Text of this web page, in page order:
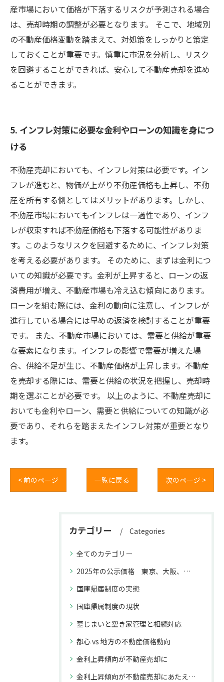
産市場において価格が下落するリスクが予測される場合
は、売却時期の調整が必要となります。 そこで、地域別
の不動産価格変動を踏まえて、対処策をしっかりと策定
しておくことが重要です。慎重に市況を分析し、リスク
を回避することができれば、安心して不動産売却を進め
ることができます。
5. インフレ対策に必要な金利やローンの知識を身につ
ける
不動産売却においても、インフレ対策は必要です。イン
フレが進むと、物価が上がり不動産価格も上昇し、不動
産を所有する側としてはメリットがあります。しかし、
不動産市場においてもインフレは一過性であり、インフ
レが収束すれば不動産価格も下落する可能性がありま
す。このようなリスクを回避するために、インフレ対策
を考える必要があります。 そのために、まずは金利につ
いての知識が必要です。金利が上昇すると、ローンの返
済費用が増え、不動産市場も冷え込む傾向にあります。
ローンを組む際には、金利の動向に注意し、インフレが
進行している場合には早めの返済を検討することが重要
です。 また、不動産市場においては、需要と供給が重要
な要素になります。インフレの影響で需要が増えた場
合、供給不足が生じ、不動産価格が上昇します。不動産
を売却する際には、需要と供給の状況を把握し、売却時
期を選ぶことが必要です。 以上のように、不動産売却に
おいても金利やローン、需要と供給についての知識が必
要であり、それらを踏まえたインフレ対策が重要となり
ます。
< 前のページ 一覧に戻る 次のページ >
カテゴリー Categories
全てのカテゴリー
2025年の公示価格 東京、大阪、福岡と名古屋との上昇率の違いが不動産取引に与える影響
国庫帰属制度の実態
国庫帰属制度の現状
墓じまいと空き家管理と相続対応
都心 vs 地方の不動産価格動向
金利上昇傾向が不動産売却に
金利上昇傾向が不動産売却にあたえる影響